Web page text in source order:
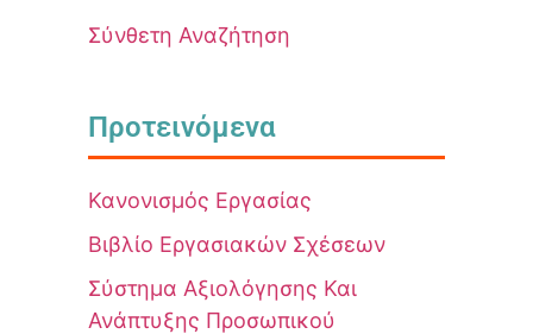
Σύνθετη Αναζήτηση
Προτεινόμενα
Κανονισμός Εργασίας
Βιβλίο Εργασιακών Σχέσεων
Σύστημα Αξιολόγησης Και
Ανάπτυξης Προσωπικού